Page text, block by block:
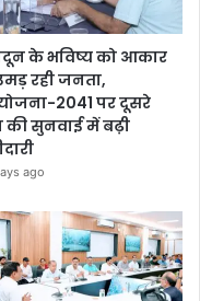
के भविष्य को आकार
रही जनता,
2041 पर दूसरे
सुनवाई में बढ़ी
ago